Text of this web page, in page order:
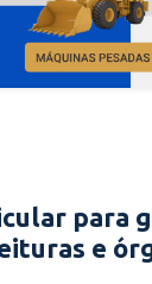
para
e